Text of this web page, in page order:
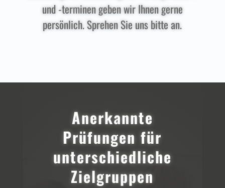
und -terminen geben wir Ihnen gerne
persönlich. Sprehen Sie uns bitte an.
Anerkannte
Prüfungen für
unterschiedliche
Zielgruppen